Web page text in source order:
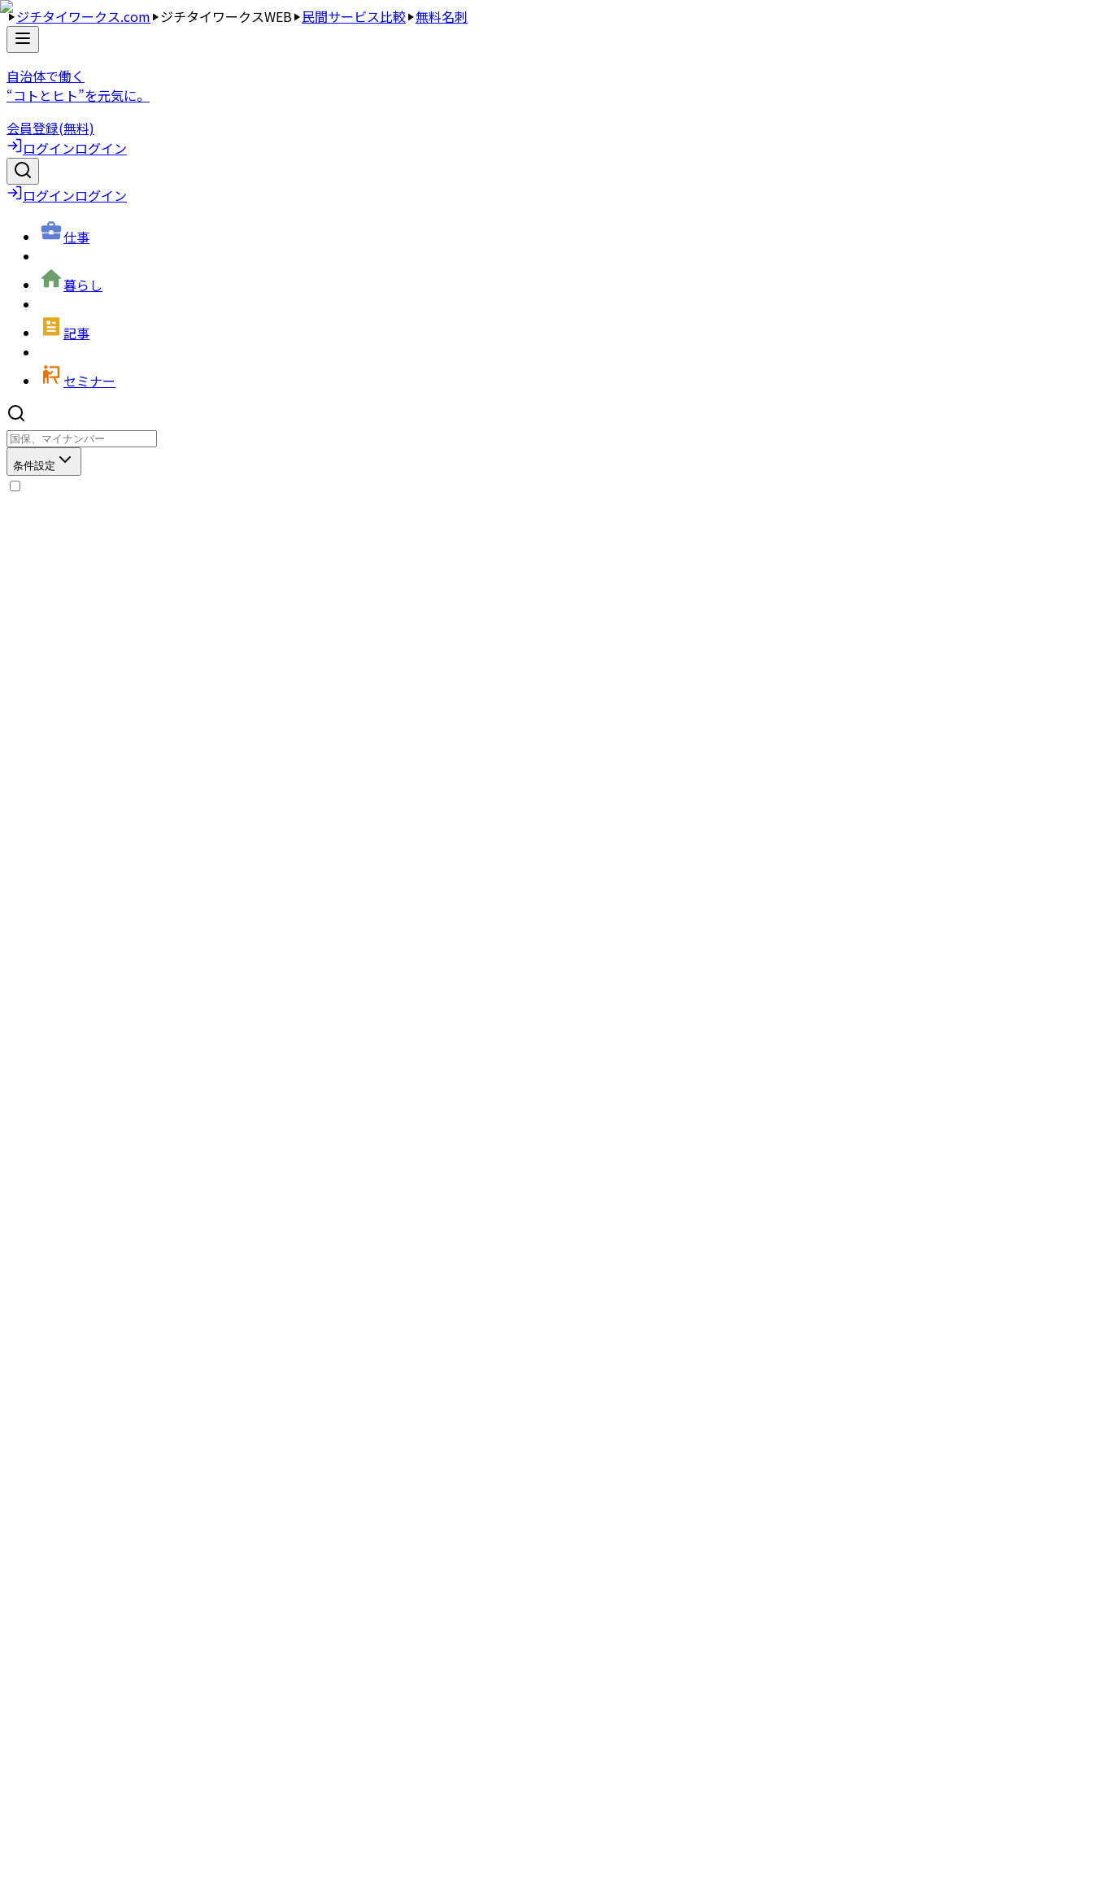
ジチタイワークス.com ジチタイワークスWEB 民間サービス比較 無料名刺
自治体で働く
“コトとヒト”を元気に。
会員登録(無料)
ログインログイン
ログインログイン
仕事
暮らし
記事
セミナー
条件設定